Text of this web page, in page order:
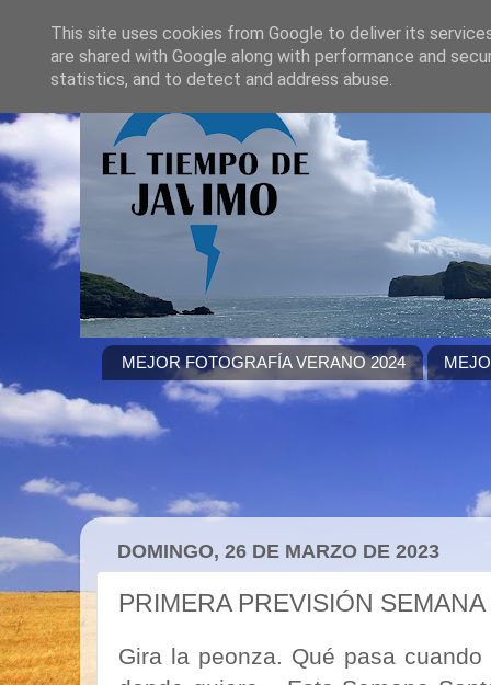
MEJOR FOTOGRAFÍA VERANO 2024
DOMINGO, 26 DE MARZO DE 2023
PRIMERA PREVISIÓN
Gira la peonza. Qué pasa
This site uses cookies from Google to deliver its
are shared with Google along with performance and
statistics, and to detect and address abuse.